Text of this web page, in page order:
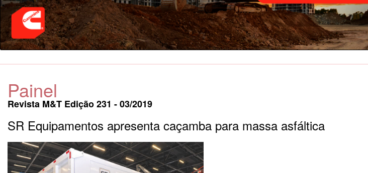
Painel
Revista M&T Edição 231 - 03/2019
SR Equipamentos apresenta caçamba para massa asfáltica